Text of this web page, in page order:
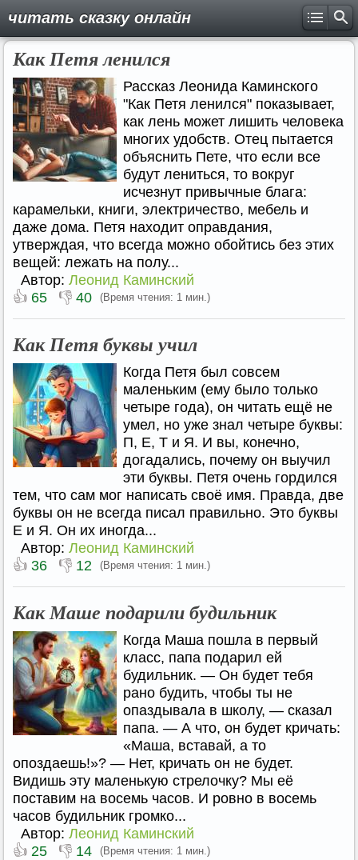
читать сказку онлайн
Как Петя ленился
Рассказ Леонида Каминского
"Как Петя ленился" показывает,
как лень может лишить человека
многих удобств. Отец пытается
объяснить Пете, что если все
будут лениться, то вокруг
исчезнут привычные блага:
карамельки, книги, электричество, мебель и
даже дома. Петя находит оправдания,
утверждая, что всегда можно обойтись без этих
вещей: лежать на полу...
Автор: Леонид Каминский
👍 65 👎 40 (Время чтения: 1 мин.)
Как Петя буквы учил
Когда Петя был совсем
маленьким (ему было только
четыре года), он читать ещё не
умел, но уже знал четыре буквы:
П, Е, Т и Я. И вы, конечно,
догадались, почему он выучил
эти буквы. Петя очень гордился
тем, что сам мог написать своё имя. Правда, две
буквы он не всегда писал правильно. Это буквы
Е и Я. Он их иногда...
Автор: Леонид Каминский
👍 36 👎 12 (Время чтения: 1 мин.)
Как Маше подарили будильник
Когда Маша пошла в первый
класс, папа подарил ей
будильник. — Он будет тебя
рано будить, чтобы ты не
опаздывала в школу, — сказал
папа. — А что, он будет кричать:
«Маша, вставай, а то
опоздаешь!»? — Нет, кричать он не будет.
Видишь эту маленькую стрелочку? Мы её
поставим на восемь часов. И ровно в восемь
часов будильник громко...
Автор: Леонид Каминский
👍 25 👎 14 (Время чтения: 1 мин.)